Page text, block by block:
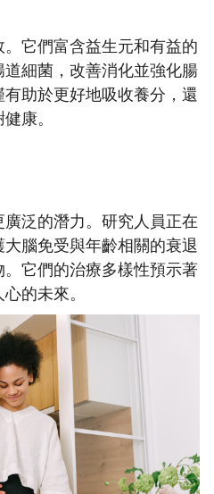
它們富含益生元和有益的
細菌，改善消化並強化腸
助於更好地吸收養分，還
康。
泛的潛力。研究人員正在
腦免受與年齡相關的衰退
它們的治療多樣性預示著
的未來。